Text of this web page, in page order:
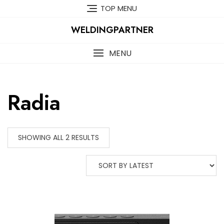
TOP MENU
WELDINGPARTNER
MENU
Radia
SHOWING ALL 2 RESULTS